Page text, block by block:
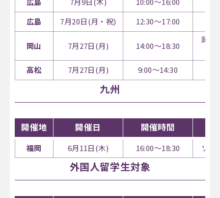
広島
7月20日(月・祝) 12:30～17:00
岡山 7月27日(月) 14:00～18:30
岡山
高松 7月27日(月) 9:00～14:30
九州
開催地 開催日 開催時間
福岡 6月11日(木) 16:00～18:30 ソラ
外国人留学生対象